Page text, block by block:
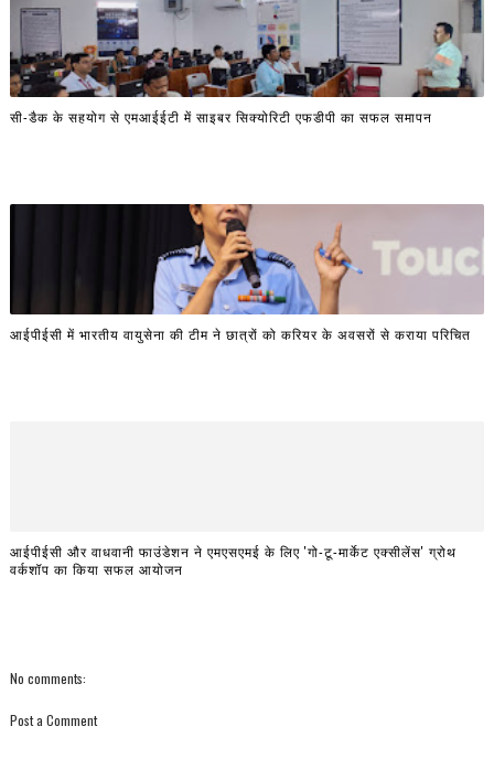
सी-डैक के सहयोग से एमआईईटी में साइबर सिक्योरिटी एफडीपी का सफल समापन
आईपीईसी में भारतीय वायुसेना की टीम ने छात्रों को करियर के अवसरों से कराया परिचित
आईपीईसी और वाधवानी फाउंडेशन ने एमएसएमई के लिए 'गो-टू-मार्केट एक्सीलेंस' ग्रोथ
वर्कशॉप का किया सफल आयोजन
No comments:
Post a Comment